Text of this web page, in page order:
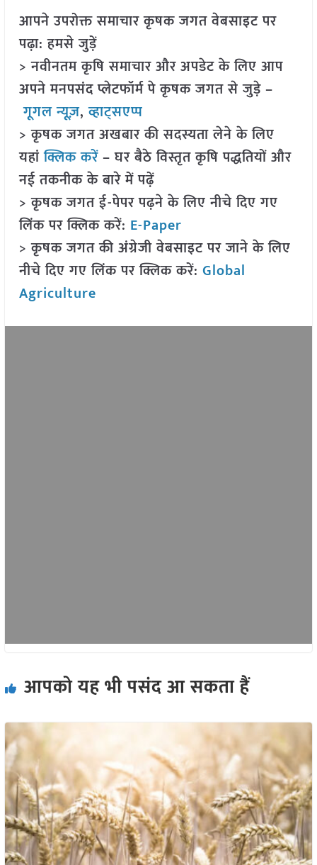
आपने उपरोक्त समाचार कृषक जगत वेबसाइट पर
पढ़ा: हमसे जुड़ें
> नवीनतम कृषि समाचार और अपडेट के लिए आप
अपने मनपसंद प्लेटफॉर्म पे कृषक जगत से जुड़े –
गूगल न्यूज़,व्हाट्सएप्प
> कृषक जगत अखबार की सदस्यता लेने के लिए
यहांक्लिक करें– घर बैठे विस्तृत कृषि पद्धतियों और
नई तकनीक के बारे में पढ़ें
> कृषक जगत ई-पेपर पढ़ने के लिए नीचे दिए गए
लिंक पर क्लिक करें: E-Paper
> कृषक जगत की अंग्रेजी वेबसाइट पर जाने के लिए
नीचे दिए गए लिंक पर क्लिक करें: Global
Agriculture
आपको यह भी पसंद आ सकता हैं